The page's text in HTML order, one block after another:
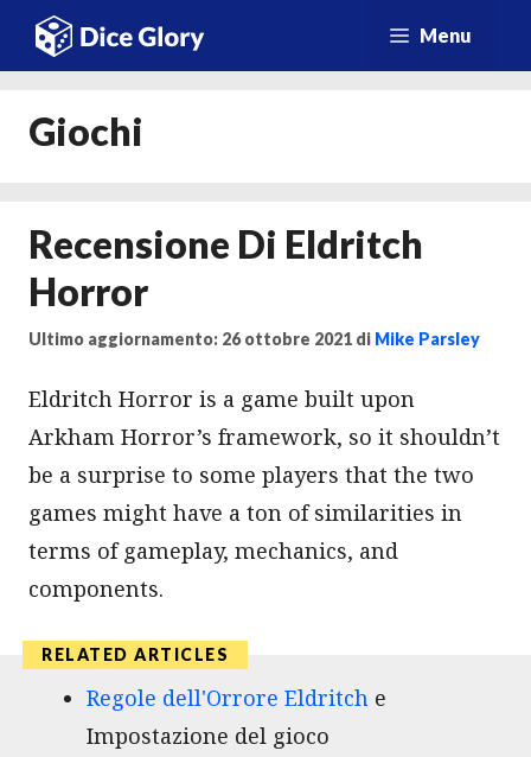
Menu
Giochi
Recensione Di Eldritch
Horror
Ultimo aggiornamento: 26 ottobre 2021 di Mike Parsley
Eldritch Horror is a game built upon
Arkham Horror’s framework, so it shouldn’t
be a surprise to some players that the two
games might have a ton of similarities in
terms of gameplay, mechanics, and
components.
Regole dell'Orrore Eldritch e
Impostazione del gioco